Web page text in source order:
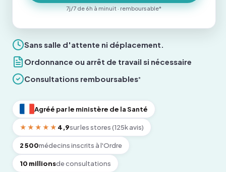
Sans salle d'attente ni déplacement.
Ordonnance ou arrêt de travail si nécessaire
Consultations remboursables*
Agréé par le ministère de la Santé
★★★★★ 4,9sur les stores (125k avis)
2 500médecins inscrits à l'Ordre
10 millionsde consultations
7j/7 de 6h à minuit · remboursable*